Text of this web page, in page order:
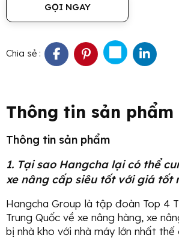
GỌI NGAY
Chia sẻ :
Thông tin sản phẩm
Thông tin sản phẩm
1. Tại sao Hangcha lại có thể
xe nâng cấp siêu tốt với giá tốt
Hangcha Group là tập đoàn Top 4
Trung Quốc về xe nâng hàng, xe
bị nhà kho với nhà máy lớn nhất